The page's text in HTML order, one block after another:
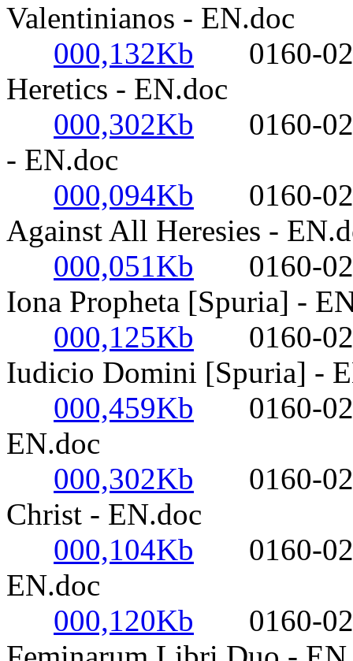
Valentinianos - EN.doc
000,132Kb 0160-
Heretics - EN.doc
000,302Kb 0160-
- EN.doc
000,094Kb 0160-
Against All Heresies -
000,051Kb 0160-
Iona Propheta [Spuria] -
000,125Kb 0160-
Iudicio Domini [Spuria] -
000,459Kb 0160-
EN.doc
000,302Kb 0160-
Christ - EN.doc
000,104Kb 0160-
EN.doc
000,120Kb 0160-